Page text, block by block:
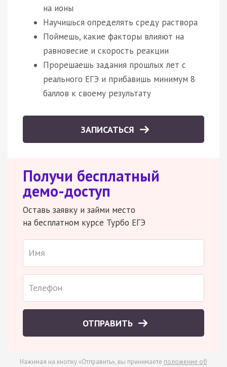
на ионы
Научишься определять среду раствора
Поймешь, какие факторы влияют на
равновесие и скорость реакции
Прорешаешь задания прошлых лет с
реального ЕГЭ и прибавишь минимум 8
баллов к своему результату
ЗАПИСАТЬСЯ
Получи бесплатный
демо-доступ
Оставь заявку и займи место
на бесплатном курсе Турбо ЕГЭ
ОТПРАВИТЬ
Нажимая на кнопку «Отправить», вы принимаете положение об